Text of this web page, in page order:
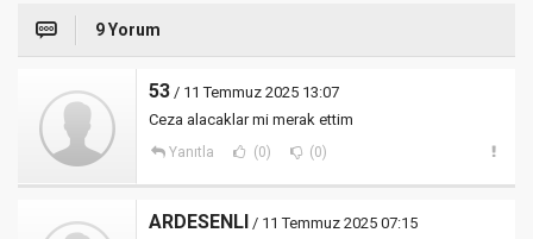
9 Yorum
53 / 11 Temmuz 2025 13:07
Ceza alacaklar mi merak ettim
Yanıtla (0) (0)
ARDESENLI / 11 Temmuz 2025 07:15